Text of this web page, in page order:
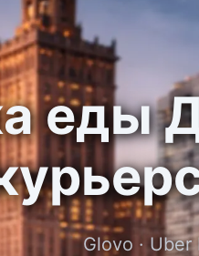
еды
Glovo · Uber